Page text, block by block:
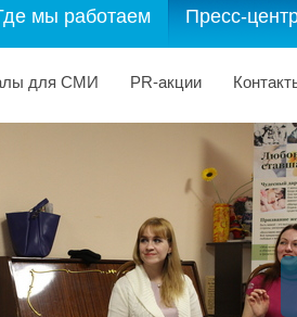
мы работаем Пресс-
для СМИ PR-акции